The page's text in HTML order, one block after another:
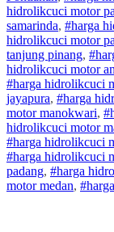
hidrolikcuci motor
samarinda, #harga
hidrolikcuci motor
tanjung pinang, #
hidrolikcuci motor
#harga hidrolikcuci
jayapura, #harga
motormanokwari, #
hidrolikcuci motor
#harga hidrolikcuci
#harga hidrolikcuci
padang, #harga
motormedan, #